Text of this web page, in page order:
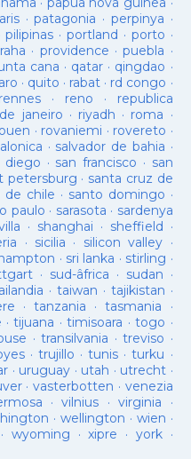
·patagonia · perpinya ·
pilipinas ·portland · porto ·
· providence ·puebla ·
cana · qatar · qingdao ·
· quito · rabat · rd congo ·
rennes · reno · republica
janeiro · riyadh · roma ·
· rovaniemi · rovereto ·
· salvador de bahia ·
diego · san francisco · san
petersburg · santa cruz de
de chile · santo domingo ·
paulo · sarasota · sardenya
· shanghai · sheffield ·
· sicilia · silicon valley ·
· sri lanka · stirling ·
· sud-âfrica · sudan ·
·taiwan · tajikistan ·
· tanzania ·tasmania ·
·tijuana ·timisoara ·togo ·
·transilvania ·treviso ·
·trujillo ·tunis ·turku ·
· uruguay · utah · utrecht ·
· vasterbotten · venezia
·vilnius ·virginia ·
· wellington · wien ·
· wyoming ·xipre · york·